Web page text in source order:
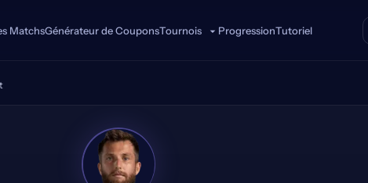
MatchsGénérateur de CouponsTournois ProgressionTutoriel
CM